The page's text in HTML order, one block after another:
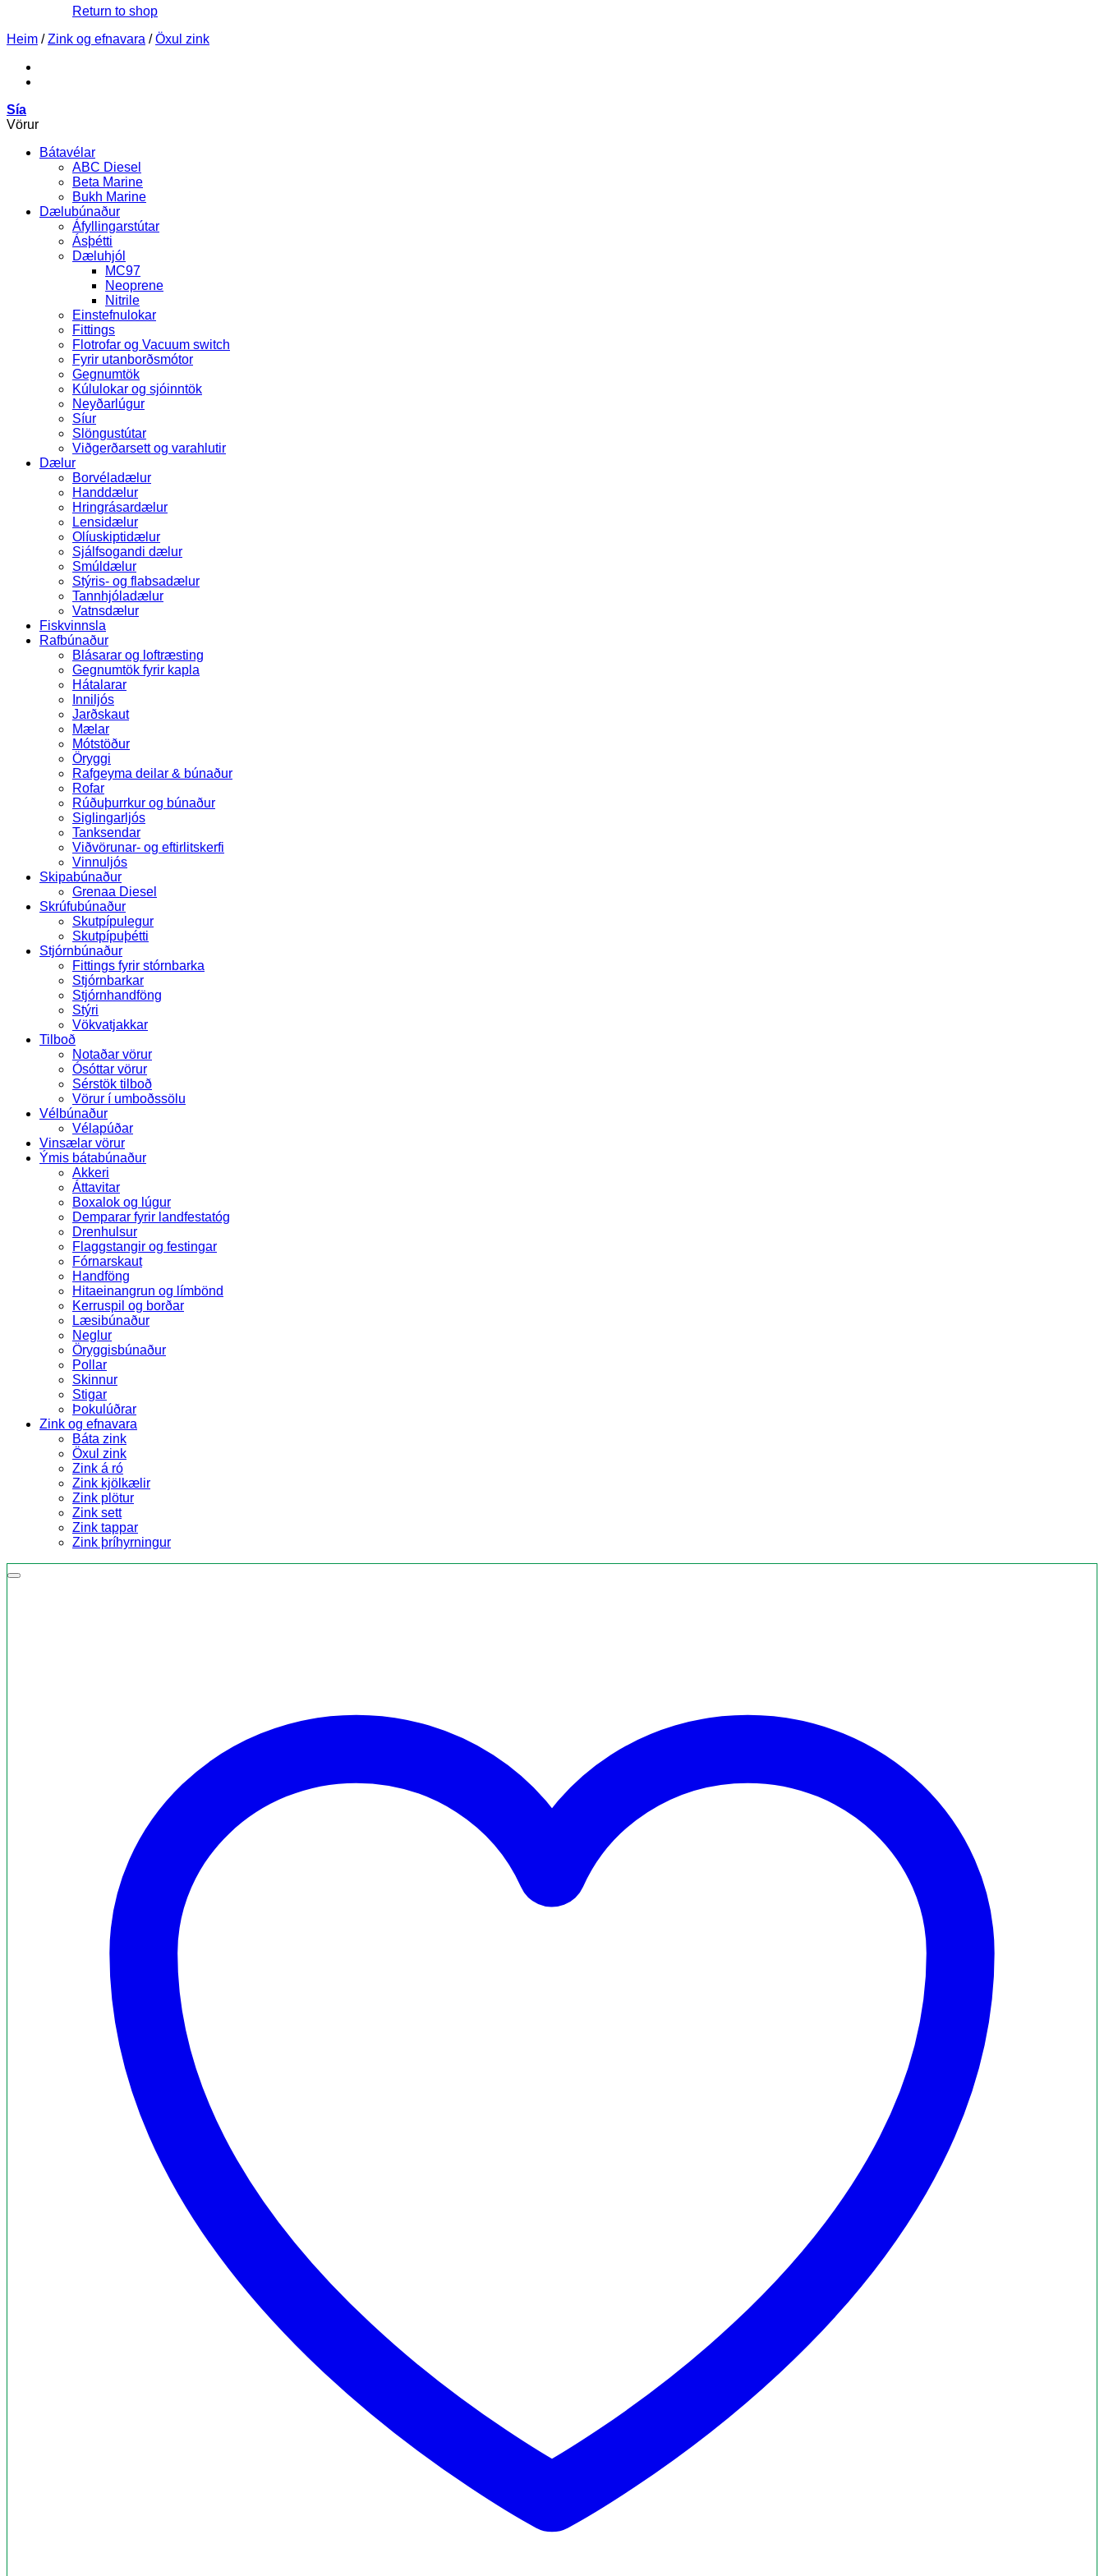
Return to shop
Heim / Zink og efnavara / Öxul zink
Sía
Vörur
Bátavélar
ABC Diesel
Beta Marine
Bukh Marine
Dælubúnaður
Áfyllingarstútar
Ásþétti
Dæluhjól
MC97
Neoprene
Nitrile
Einstefnulokar
Fittings
Flotrofar og Vacuum switch
Fyrir utanborðsmótor
Gegnumtök
Kúlulokar og sjóinntök
Neyðarlúgur
Síur
Slöngustútar
Viðgerðarsett og varahlutir
Dælur
Borvéladælur
Handdælur
Hringrásardælur
Lensidælur
Olíuskiptidælur
Sjálfsogandi dælur
Smúldælur
Stýris- og flabsadælur
Tannhjóladælur
Vatnsdælur
Fiskvinnsla
Rafbúnaður
Blásarar og loftræsting
Gegnumtök fyrir kapla
Hátalarar
Inniljós
Jarðskaut
Mælar
Mótstöður
Öryggi
Rafgeyma deilar & búnaður
Rofar
Rúðuþurrkur og búnaður
Siglingarljós
Tanksendar
Viðvörunar- og eftirlitskerfi
Vinnuljós
Skipabúnaður
Grenaa Diesel
Skrúfubúnaður
Skutpípulegur
Skutpípuþétti
Stjórnbúnaður
Fittings fyrir stórnbarka
Stjórnbarkar
Stjórnhandföng
Stýri
Vökvatjakkar
Tilboð
Notaðar vörur
Ósóttar vörur
Sérstök tilboð
Vörur í umboðssölu
Vélbúnaður
Vélapúðar
Vinsælar vörur
Ýmis bátabúnaður
Akkeri
Áttavitar
Boxalok og lúgur
Demparar fyrir landfestatóg
Drenhulsur
Flaggstangir og festingar
Fórnarskaut
Handföng
Hitaeinangrun og límbönd
Kerruspil og borðar
Læsibúnaður
Neglur
Öryggisbúnaður
Pollar
Skinnur
Stigar
Þokulúðrar
Zink og efnavara
Báta zink
Öxul zink
Zink á ró
Zink kjölkælir
Zink plötur
Zink sett
Zink tappar
Zink þríhyrningur